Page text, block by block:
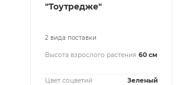
"Тоутредже"
2 вида поставки
Высота взрослого растения 60 см
Цвет соцветий Зеленый